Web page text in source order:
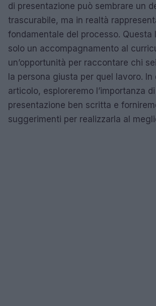
di presentazione può sembrare un
trascurabile, ma in realtà
fondamentale del processo. Questa
solo un accompagnamento al
un’opportunità per raccontare chi
la persona giusta per quel lavoro. In
articolo, esploreremo l’importanza
presentazione ben scritta e
suggerimenti per realizzarla al